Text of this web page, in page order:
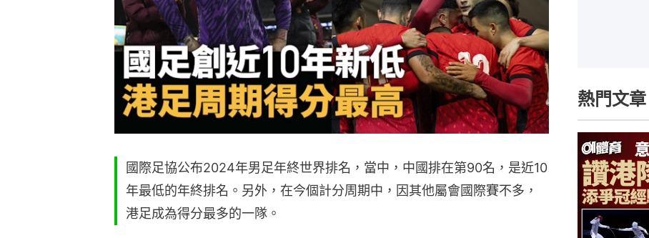
國際足協公布2024年男足年終世界排名，當中，中國排在第90名，是近10
年最低的年終排名。另外，在今個計分周期中，因其他屬會國際賽不多，
港足成為得分最多的一隊。
熱門文章